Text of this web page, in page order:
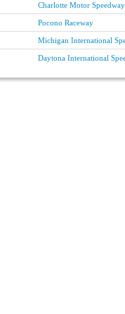
Charlotte Motor Speedway
Pocono Raceway
Michigan International
Daytona International